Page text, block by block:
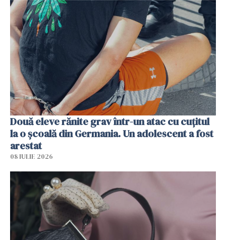
Două eleve rănite grav într-un atac cu cuțitul
la o școală din Germania. Un adolescent a fost
arestat
08 IULIE 2026